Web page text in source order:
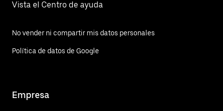
Vista el Centro de ayuda
No vender ni compartir mis datos personales
Política de datos de Google
Empresa